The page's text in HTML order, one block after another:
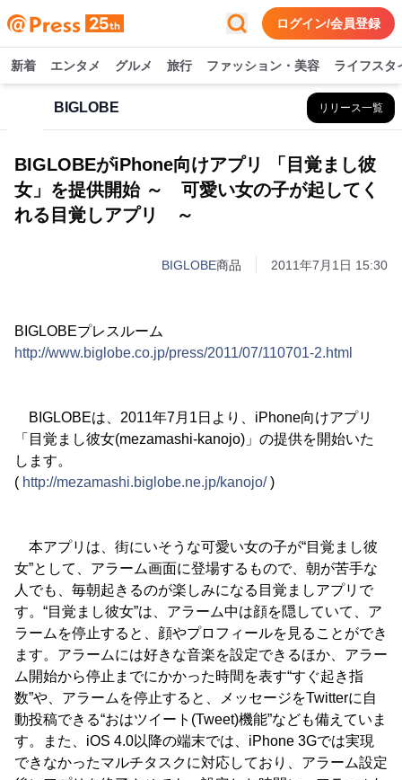
ログイン/会員登録
新着 エンタメ グルメ 旅行 ファッション・美容 ライフスタ
BIGLOBE リリース一覧
BIGLOBEがiPhone向けアプリ 「目覚まし彼
女」を提供開始 ～ 可愛い女の子が起してく
れる目覚しアプリ ～
BIGLOBE商品 2011年7月1日 15:30
BIGLOBEプレスルーム
http://www.biglobe.co.jp/press/2011/07/110701-2.html
BIGLOBEは、2011年7月1日より、iPhone向けアプリ
「目覚まし彼女(mezamashi-kanojo)」の提供を開始いた
します。
( http://mezamashi.biglobe.ne.jp/kanojo/)
本アプリは、街にいそうな可愛い女の子が“目覚まし彼
女”として、アラーム画面に登場するもので、朝が苦手な
人でも、毎朝起きるのが楽しみになる目覚ましアプリで
す。“目覚まし彼女”は、アラーム中は顔を隠していて、ア
ラームを停止すると、顔やプロフィールを見ることができ
ます。アラームには好きな音楽を設定できるほか、アラー
ム開始から停止までにかかった時間を表す“すぐ起き指
数”や、アラームを停止すると、メッセージをTwitterに自
動投稿できる“おはツイート(Tweet)機能”なども備えていま
す。また、iOS 4.0以降の端末では、iPhone 3Gでは実現
できなかったマルチタスクに対応しており、アラーム設定